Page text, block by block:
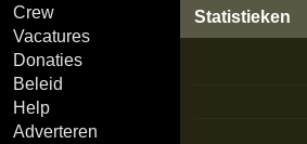
Crew
Vacatures
Donaties
Beleid
Help
Adverteren
Statistieken